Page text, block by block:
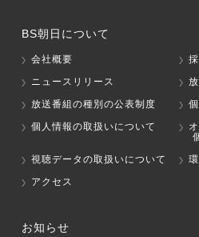
BS朝日について
会社概要
ニュースリリース
放送番組の種別の公表制度
個人情報の取扱いについて
個
視聴データの取扱いについて
アクセス
お知らせ